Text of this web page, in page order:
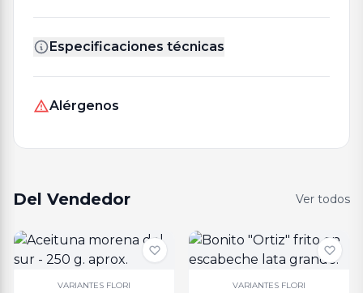
Especificaciones técnicas
Alérgenos
Del Vendedor Ver todos
VARIANTES FLORI VARIANTES FLORI